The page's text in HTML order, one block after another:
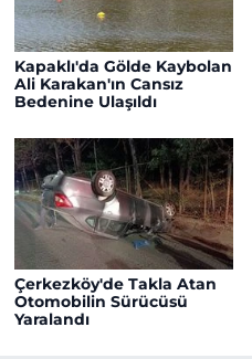
Kapaklı'da Gölde Kaybolan
Ali Karakan'ın Cansız
Bedenine Ulaşıldı
Çerkezköy'de Takla Atan
Otomobilin Sürücüsü
Yaralandı